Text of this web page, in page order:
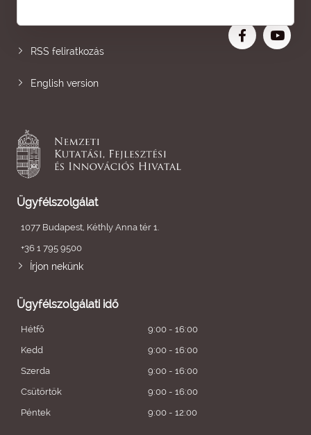
RSS feliratkozás
English version
Ügyfélszolgálat
1077 Budapest, Kéthly Anna tér 1.
+36 1 795 9500
Írjon nekünk
Ügyfélszolgálati idő
Hétfő
9:00 - 16:00
Kedd
9:00 - 16:00
Szerda
9:00 - 16:00
Csütörtök
9:00 - 16:00
Péntek
9:00 - 12:00